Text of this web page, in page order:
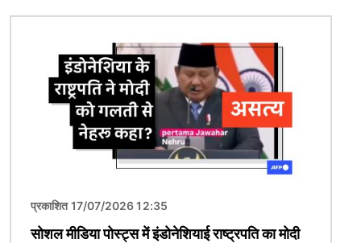
प्रकाशित 17/07/2026 12:35
सोशल मीडिया पोस्ट्स में इंडोनेशियाई राष्ट्रपति का मोदी